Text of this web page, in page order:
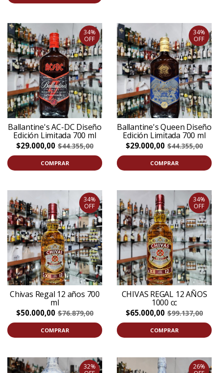
34%
OFF
Ballantine's AC-DC Diseño
Edición Limitada 700 ml
$29.000,00 $44.355,00
COMPRAR
34%
OFF
Ballantine's Queen Diseño
Edición Limitada 700 ml
$29.000,00 $44.355,00
COMPRAR
34%
OFF
Chivas Regal 12 años 700
ml
$50.000,00 $76.879,00
COMPRAR
34%
OFF
CHIVAS REGAL 12 AÑOS
1000 cc
$65.000,00 $99.137,00
COMPRAR
32%
26%